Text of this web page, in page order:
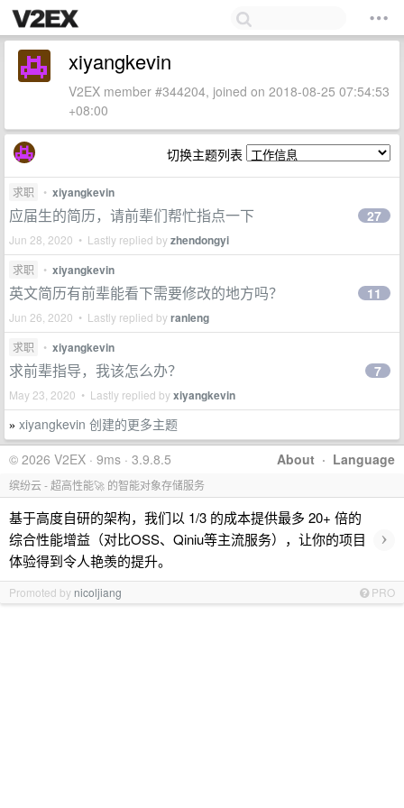
xiyangkevin
V2EX member #344204, joined on 2018-08-25 07:54:53
+08:00
切换主题列表
求职 • xiyangkevin
应届生的简历，请前辈们帮忙指点一下
Jun 28, 2020 • Lastly replied byzhendongyi
27
求职 • xiyangkevin
英文简历有前辈能看下需要修改的地方吗？
Jun 26, 2020 • Lastly replied byranleng
11
求职 • xiyangkevin
求前辈指导，我该怎么办？
May 23, 2020 • Lastly replied byxiyangkevin
7
» xiyangkevin 创建的更多主题
About · Language
© 2026 V2EX · 9ms · 3.9.8.5
缤纷云 - 超高性能🚀 的智能对象存储服务
基于高度自研的架构，我们以 1/3 的成本提供最多 20+ 倍的
综合性能增益（对比OSS、Qiniu等主流服务），让你的项目
体验得到令人艳羡的提升。
›
Promoted by nicoljiang PRO